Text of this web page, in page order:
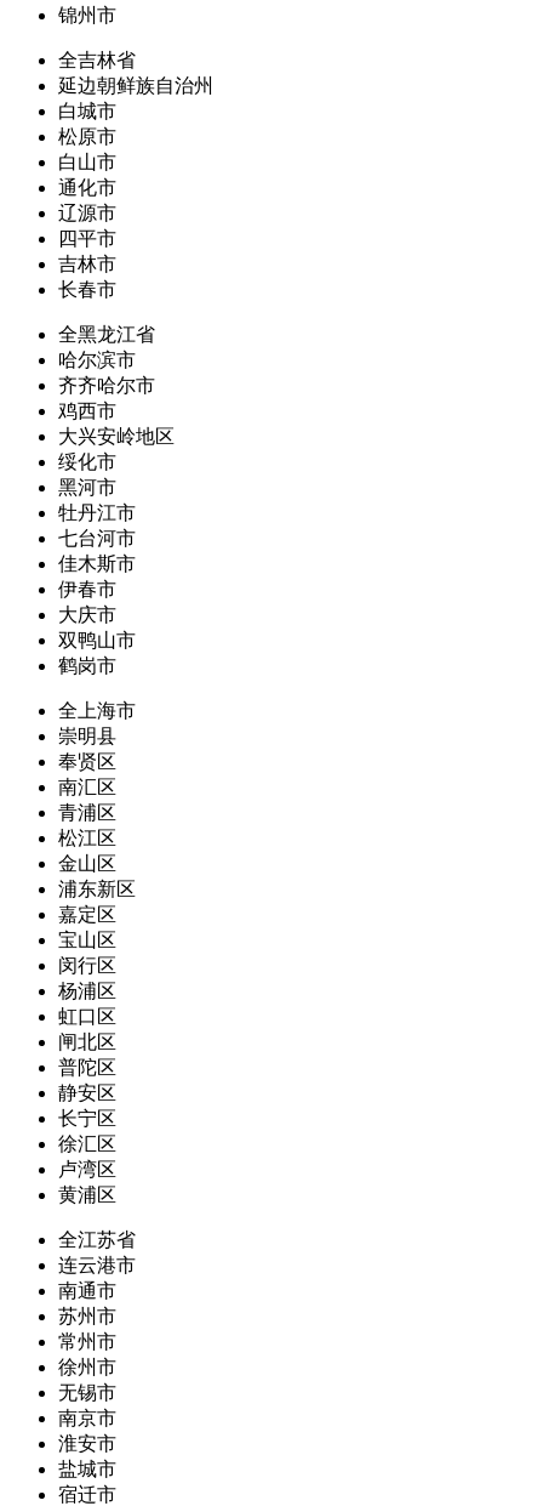
锦州市
全吉林省
延边朝鲜族自治州
白城市
松原市
白山市
通化市
辽源市
四平市
吉林市
长春市
全黑龙江省
哈尔滨市
齐齐哈尔市
鸡西市
大兴安岭地区
绥化市
黑河市
牡丹江市
七台河市
佳木斯市
伊春市
大庆市
双鸭山市
鹤岗市
全上海市
崇明县
奉贤区
南汇区
青浦区
松江区
金山区
浦东新区
嘉定区
宝山区
闵行区
杨浦区
虹口区
闸北区
普陀区
静安区
长宁区
徐汇区
卢湾区
黄浦区
全江苏省
连云港市
南通市
苏州市
常州市
徐州市
无锡市
南京市
淮安市
盐城市
宿迁市